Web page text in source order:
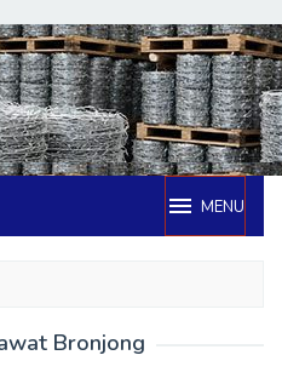
MENU
Bronjong